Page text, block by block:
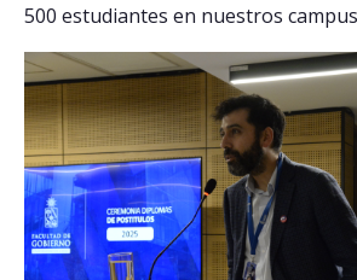
500 estudiantes en nuestros